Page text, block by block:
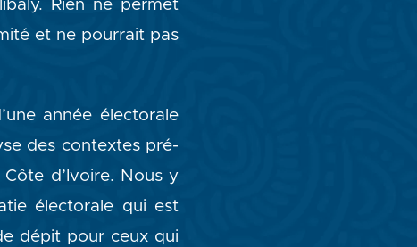
Rien ne permet
et ne pourrait pas
année électorale
des contextes pré-
d’Ivoire. Nous y
électorale qui est
dépit pour ceux qui